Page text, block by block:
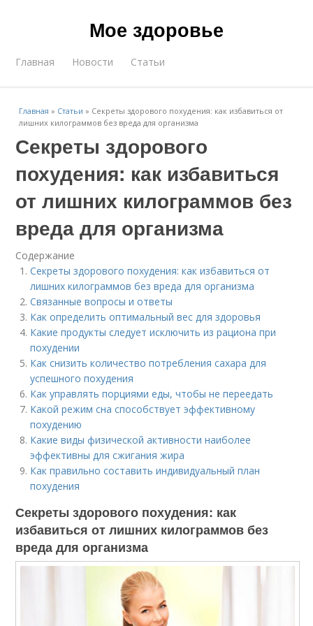
Мое здоровье
Главная Новости Статьи
Главная » Статьи » Секреты здорового похудения: как избавиться от
лишних килограммов без вреда для организма
Секреты здорового
похудения: как избавиться
от лишних килограммов без
вреда для организма
Содержание
Секреты здорового похудения: как избавиться от
лишних килограммов без вреда для организма
Связанные вопросы и ответы
Как определить оптимальный вес для здоровья
Какие продукты следует исключить из рациона при
похудении
Как снизить количество потребления сахара для
успешного похудения
Как управлять порциями еды, чтобы не переедать
Какой режим сна способствует эффективному
похудению
Какие виды физической активности наиболее
эффективны для сжигания жира
Как правильно составить индивидуальный план
похудения
Секреты здорового похудения: как
избавиться от лишних килограммов без
вреда для организма